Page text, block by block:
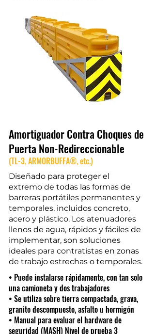
Amortiguador Contra Choques de
Puerta Non-Redireccionable
(TL-3, ARMORBUFFA®, etc.)
Diseñado para proteger el
extremo de todas las formas de
barreras portátiles permanentes y
temporales, incluidos concreto,
acero y plástico. Los atenuadores
llenos de agua, rápidos y fáciles de
implementar, son soluciones
ideales para contratistas en zonas
de trabajo estrechas o temporales.
• Puede instalarse rápidamente, con tan solo
una camioneta y dos trabajadores
• Se utiliza sobre tierra compactada, grava,
granito descompuesto, asfalto u hormigón
• Manual para evaluar el hardware de
seguridad (MASH) Nivel de prueba 3